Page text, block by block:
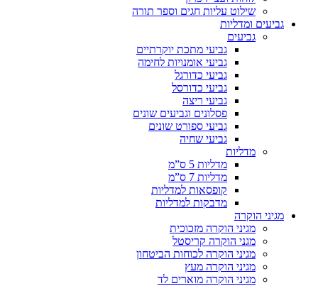
שילוט עליות חגים וספר תורה
גביעים ומדליות
גביעים
גביעי מתכת יוקרתיים
גביעי אומנויות לחימה
גביעי כדורגל
גביעי כדורסל
גביעי ריצה
פסלונים וגביעים שונים
גביעי ספורט שונים
גביעי שחיה
מדליות
מדליות 5 ס”מ
מדליות 7 ס”מ
קופסאות למדליות
מדבקות למדליות
מגיני הוקרה
מגיני הוקרה מזכוכית
מגני הוקרה קריסטל
מגיני הוקרה לכוחות הביטחון
מגיני הוקרה מעץ
מגיני הוקרה מוארים לד